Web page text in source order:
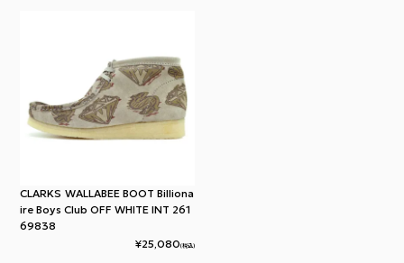
CLARKS WALLABEE BOOT Billiona
ire Boys Club OFF WHITE INT 261
69838
¥25,080(税込)